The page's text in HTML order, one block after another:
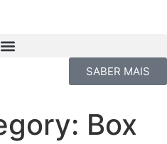
SABER MAIS
Box